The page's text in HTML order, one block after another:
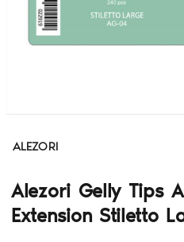
ALEZORI
Alezori Gelly Tips
Extension Stiletto